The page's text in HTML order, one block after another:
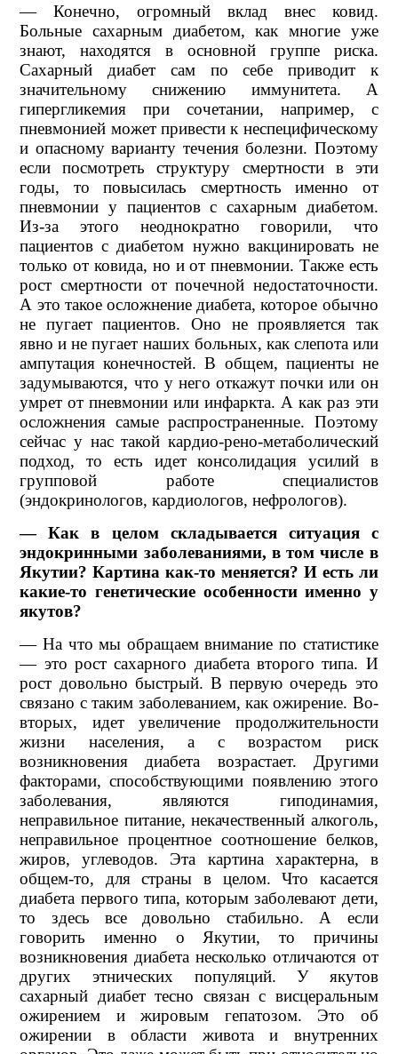
— Конечно, огромный вклад внес ковид.
Больные сахарным диабетом, как многие уже
знают, находятся в основной группе риска.
Сахарный диабет сам по себе приводит к
значительному снижению иммунитета. А
гипергликемия при сочетании, например, с
пневмонией может привести к неспецифическому
и опасному варианту течения болезни. Поэтому
если посмотреть структуру смертности в эти
годы, то повысилась смертность именно от
пневмонии у пациентов с сахарным диабетом.
Из-за этого неоднократно говорили, что
пациентов с диабетом нужно вакцинировать не
только от ковида, но и от пневмонии. Также есть
рост смертности от почечной недостаточности.
А это такое осложнение диабета, которое обычно
не пугает пациентов. Оно не проявляется так
явно и не пугает наших больных, как слепота или
ампутация конечностей. В общем, пациенты не
задумываются, что у него откажут почки или он
умрет от пневмонии или инфаркта. А как раз эти
осложнения самые распространенные. Поэтому
сейчас у нас такой кардио-рено-метаболический
подход, то есть идет консолидация усилий в
групповой работе специалистов
(эндокринологов, кардиологов, нефрологов).
— Как в целом складывается ситуация с
эндокринными заболеваниями, в том числе в
Якутии? Картина как-то меняется? И есть ли
какие-то генетические особенности именно у
якутов?
— На что мы обращаем внимание по статистике
— это рост сахарного диабета второго типа. И
рост довольно быстрый. В первую очередь это
связано с таким заболеванием, как ожирение. Во-
вторых, идет увеличение продолжительности
жизни населения, а с возрастом риск
возникновения диабета возрастает. Другими
факторами, способствующими появлению этого
заболевания, являются гиподинамия,
неправильное питание, некачественный алкоголь,
неправильное процентное соотношение белков,
жиров, углеводов. Эта картина характерна, в
общем-то, для страны в целом. Что касается
диабета первого типа, которым заболевают дети,
то здесь все довольно стабильно. А если
говорить именно о Якутии, то причины
возникновения диабета несколько отличаются от
других этнических популяций. У якутов
сахарный диабет тесно связан с висцеральным
ожирением и жировым гепатозом. Это об
ожирении в области живота и внутренних